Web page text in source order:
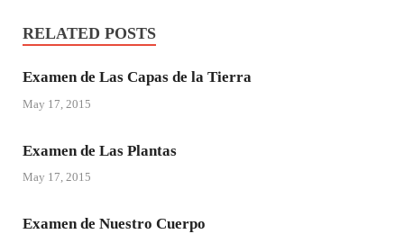
RELATED POSTS
Examen de Las Capas de la Tierra
May 17, 2015
Examen de Las Plantas
May 17, 2015
Examen de Nuestro Cuerpo